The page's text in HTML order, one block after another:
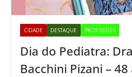
CIDADE DESTAQUE PROFISSÕES
Dia do Pediatra:
Bacchini Pizani –